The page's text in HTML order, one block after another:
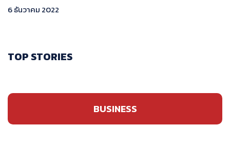
6 ธันวาคม 2022
TOP STORIES
BUSINESS